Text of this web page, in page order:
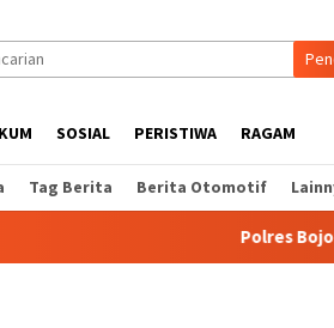
SOSIAL PERISTIWA RAGAM
Tag Berita Berita Otomotif
Polres Bojonegoro